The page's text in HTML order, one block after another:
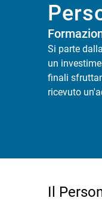
Si parte
un
finali
ricevuto
Il